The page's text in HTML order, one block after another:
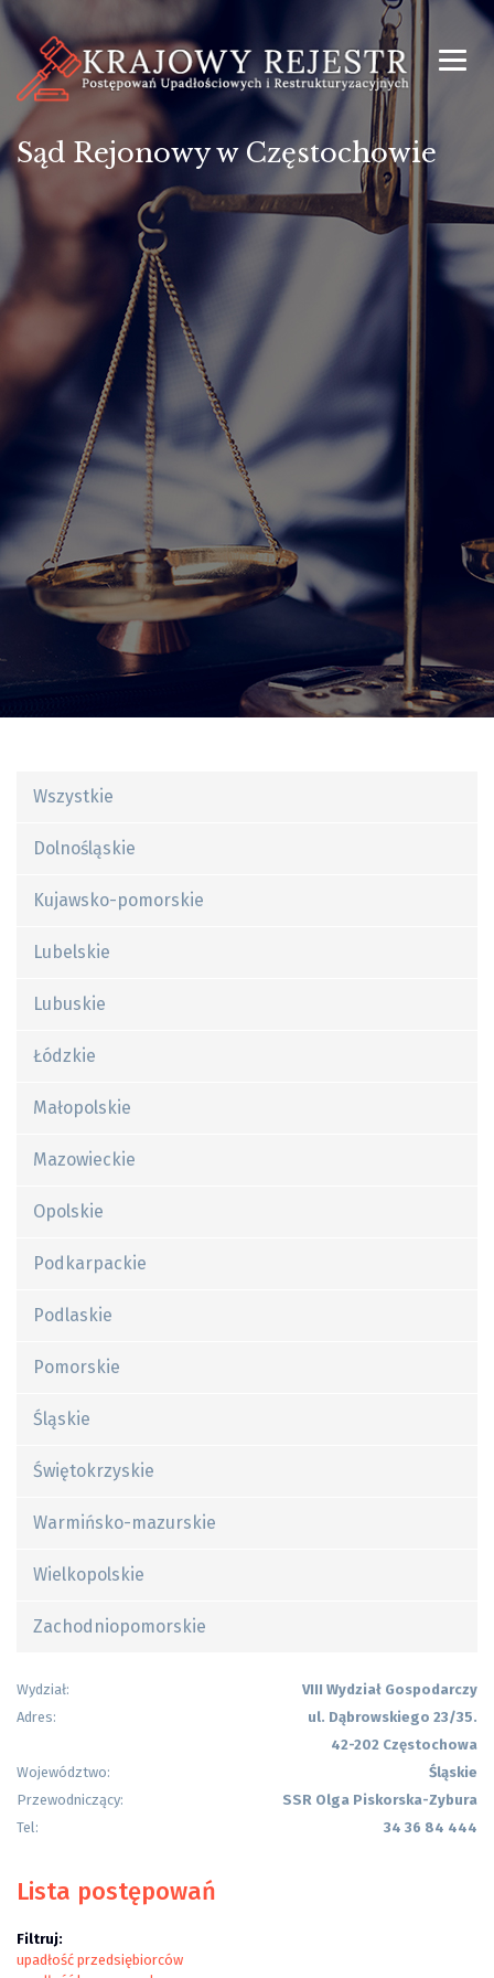
Sąd Rejonowy w Częstochowie
Wszystkie
Dolnośląskie
Kujawsko-pomorskie
Lubelskie
Lubuskie
Łódzkie
Małopolskie
Mazowieckie
Opolskie
Podkarpackie
Podlaskie
Pomorskie
Śląskie
Świętokrzyskie
Warmińsko-mazurskie
Wielkopolskie
Zachodniopomorskie
Wydział:
VIII Wydział Gospodarczy
Adres:
ul. Dąbrowskiego 23/35.
42-202 Częstochowa
Województwo:
Śląskie
Przewodniczący:
SSR Olga Piskorska-Zybura
Tel:
34 36 84 444
Lista postępowań
Filtruj:
upadłość przedsiębiorców